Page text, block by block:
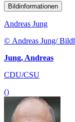
Bildinformationen
Andreas Jung
© Andreas Jung/
Jung, Andreas
CDU/CSU
()